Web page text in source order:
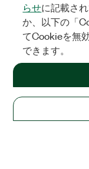
らせに記載さ
か、以下の「
てCookieを無
できます。